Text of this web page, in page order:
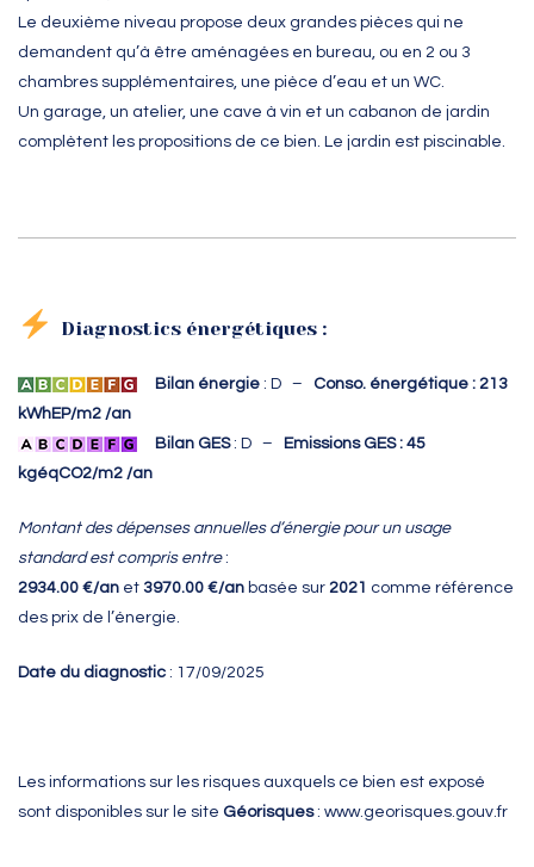
Le deuxième niveau propose deux grandes pièces qui ne
demandent qu’à être aménagées en bureau, ou en 2 ou 3
chambres supplémentaires, une pièce d’eau et un WC.
Un garage, un atelier, une cave à vin et un cabanon de jardin
complètent les propositions de ce bien. Le jardin est piscinable.
Diagnostics énergétiques :
Bilan énergie : D – Conso. énergétique : 213
kWhEP/m2 /an
Bilan GES: D – Emissions GES : 45
kgéqCO2/m2 /an
Montant des dépenses annuelles d’énergie pour un usage
standard est compris entre:
2934.00 €/an et 3970.00 €/an basée sur 2021 comme référence
des prix de l’énergie.
Date du diagnostic : 17/09/2025
Les informations sur les risques auxquels ce bien est exposé
sont disponibles sur le site Géorisques: www.georisques.gouv.fr